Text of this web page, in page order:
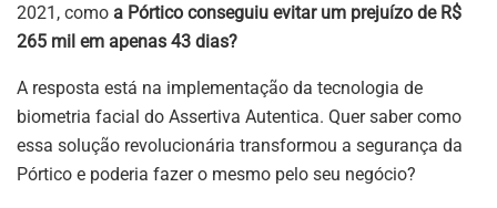
2021, como a Pórtico conseguiu evitar um prejuízo de R$
265 mil em apenas 43 dias?
A resposta está na implementação da tecnologia de
biometria facial do Assertiva Autentica. Quer saber como
essa solução revolucionária transformou a segurança da
Pórtico e poderia fazer o mesmo pelo seu negócio?